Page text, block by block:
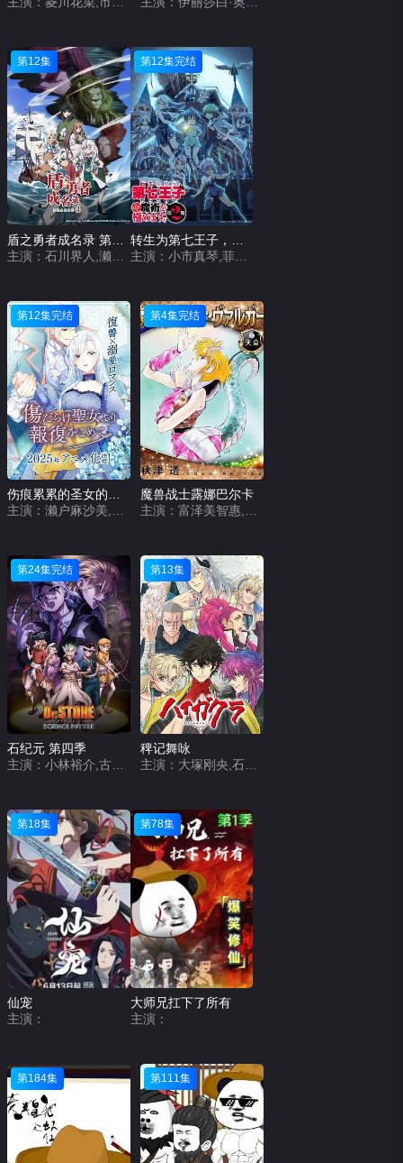
第12集 第12集完结
主演：小市真琴,菲鲁兹·蓝,Lynn,关根明良,高桥李依,堀江瞬,熊田茜音,松井惠理子,杉田智和,明坂聪美,土岐隼一,永冢拓马,石见舞菜香,津田美波,森久保祥太郎,宫本充
第12集完结 第4集完结
魔兽战士露娜巴尔卡
第24集完结
石纪元 第四季
第13集
稗记舞咏
主演：大塚刚央,石川界人,Lynn,下野纮,日野聪,钉宫理惠,田村睦心,村濑步,梶原岳人,木村良平,铃木崚汰,井上和彦,平川大辅,岸尾大辅,绵贯龙之介,立花慎之介,伊藤健太郎,竹内顺子,笹沼晃,橘龙丸,田丸笃志,山本和臣
第18集
仙宠
主演：
第78集
大师兄扛下了所有
主演：
第184集 第111集